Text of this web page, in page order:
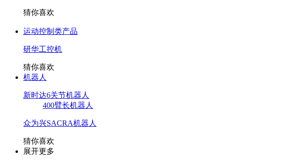
猜你喜欢
运动控制类产品
研华工控机
猜你喜欢
机器人
新时达6关节机器人
400臂长机器人
众为兴SACRA机器人
猜你喜欢
展开更多